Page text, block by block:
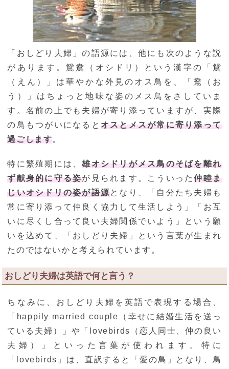
「おしどり夫婦」の語源には、他にも次のような説
があります。鴛鴦（オシドリ）という漢字の「鴛
（えん）」は華やかな外見のオス鳥を、「鴦（お
う）」はちょっと地味な姿のメス鳥をさしていま
す。名前の上でも夫婦が寄り添っていますが、実際
の鳥もつがいになると オスとメスが常に寄り添って
過ごします。
特に繁殖期には、雄オシドリがメス鳥のそばを離れ
ず献身的に守る姿が見られます。こういった仲睦ま
じいオシドリの姿が語源となり、「自分たち夫婦も
常に寄り添って仲良く協力して生活しよう」「お互
いに尽くし合って良い夫婦関係でいよう」という願
いを込めて、「おしどり夫婦」という言葉が生まれ
たのではないかと考えられています。
おしどり夫婦は英語で何と言う？
ちなみに、おしどり夫婦を英語で表現する場合、
「happily married couple（幸せに結婚生活を送っ
ている夫婦）」や「lovebirds（恋人同士、仲の良い
夫婦）」といった言葉が使われます。特に
「lovebirds」は、直訳すると「愛の鳥」となり、鳥